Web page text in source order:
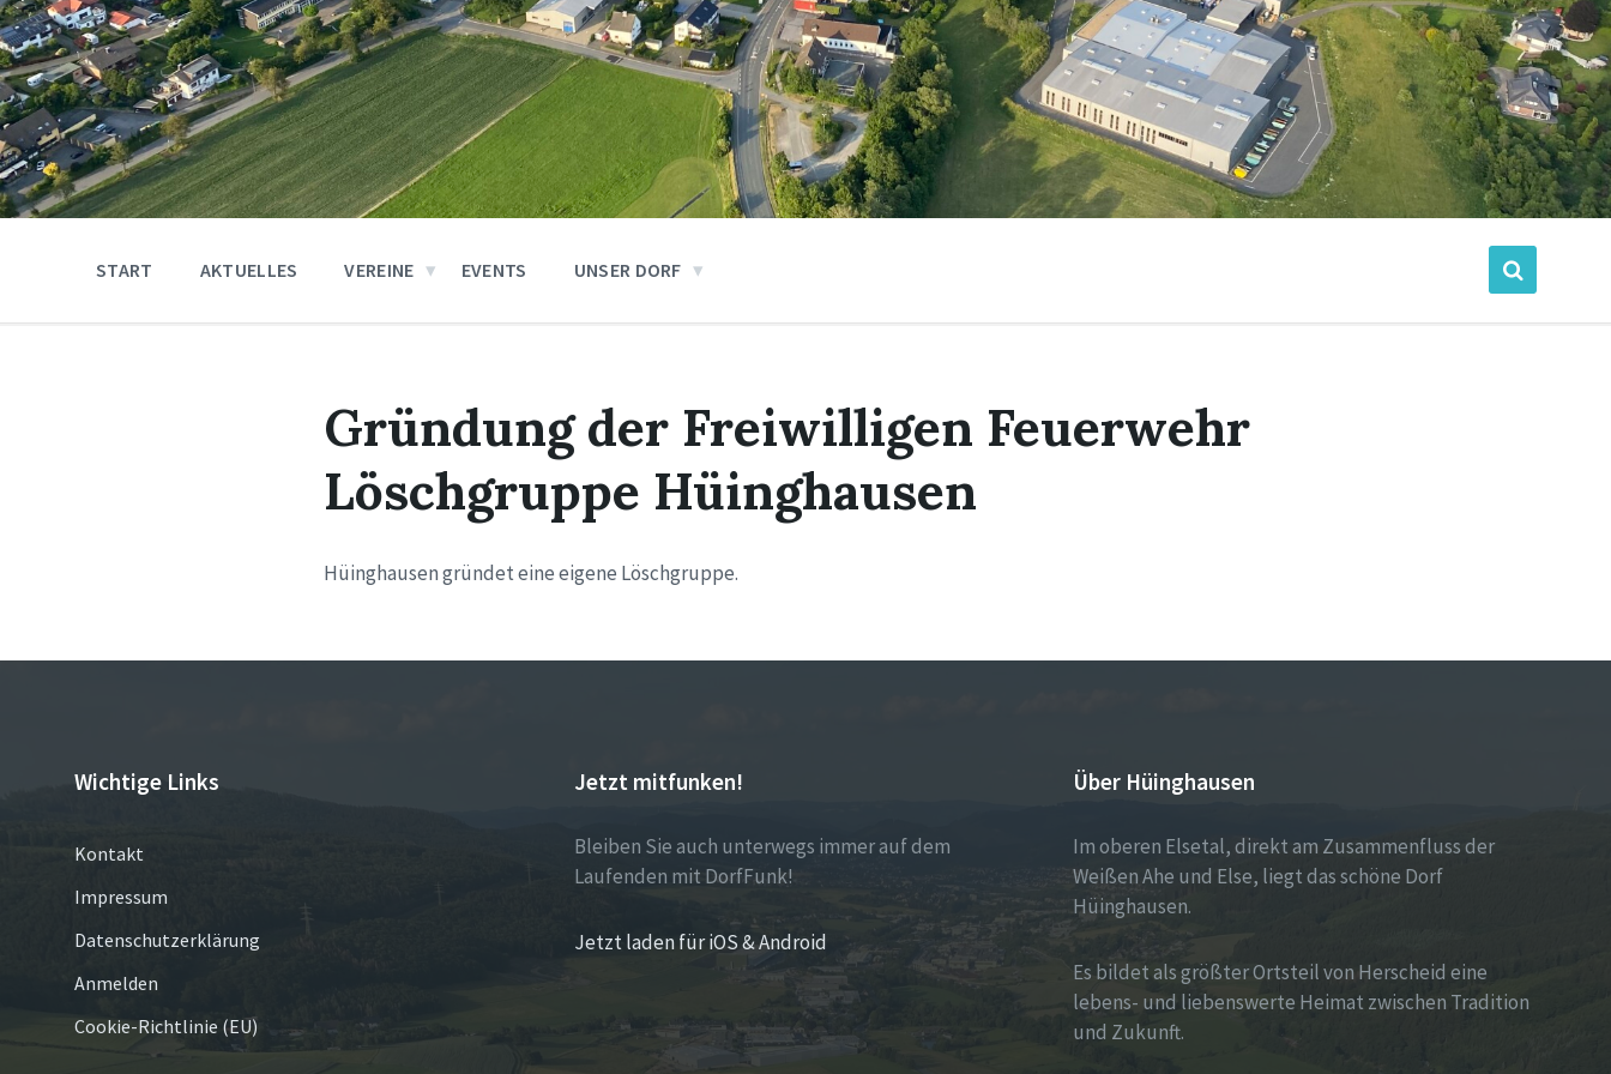
START AKTUELLES VEREINE EVENTS UNSER DORF
Gründung der Freiwilligen Feuerwehr
Löschgruppe Hüinghausen
Hüinghausen gründet eine eigene Löschgruppe.
Wichtige Links
Kontakt
Impressum
Datenschutzerklärung
Anmelden
Cookie-Richtlinie (EU)
Jetzt mitfunken!
Bleiben Sie auch unterwegs immer auf dem
Laufenden mit DorfFunk!
Jetzt laden für iOS & Android
Über Hüinghausen
Im oberen Elsetal, direkt am Zusammenfluss der
Weißen Ahe und Else, liegt das schöne Dorf
Hüinghausen.
Es bildet als größter Ortsteil von Herscheid eine
lebens- und liebenswerte Heimat zwischen Tradition
und Zukunft.